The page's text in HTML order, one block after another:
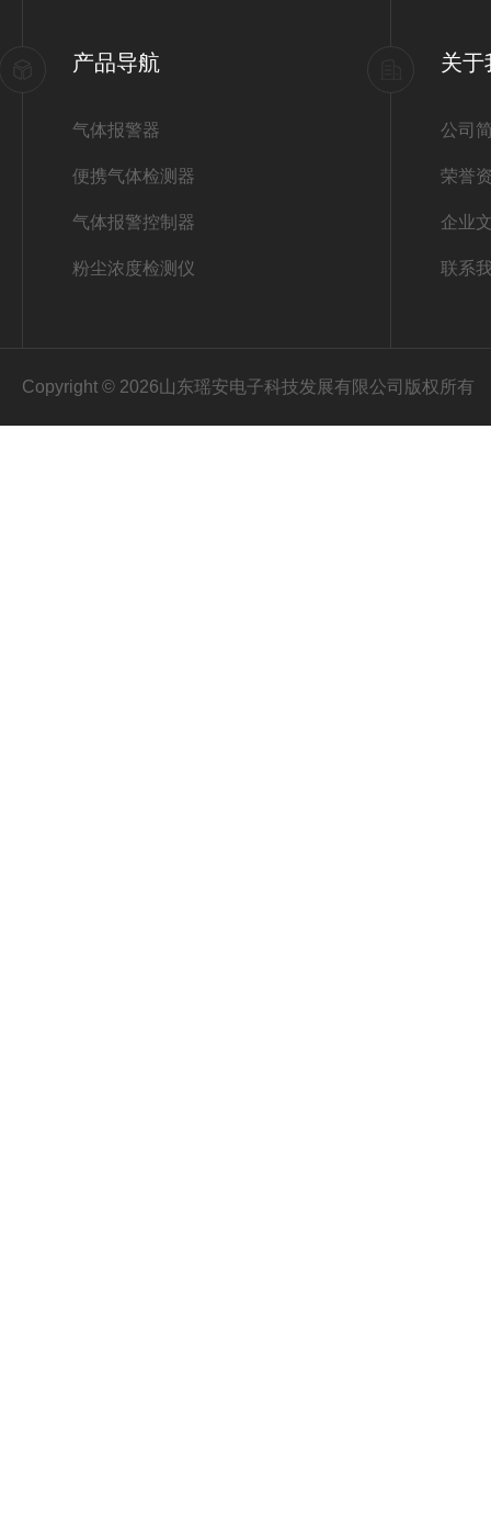
产品导航
气体报警器
便携气体检测器
气体报警控制器
粉尘浓度检测仪
关于
公司
荣誉
企业
联系
Copyright © 2026山东瑶安电子科技发展有限公司版权所有